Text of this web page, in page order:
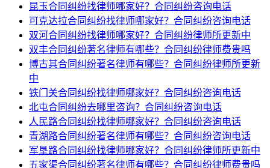
昆玉合同纠纷找律师哪家好？合同纠纷咨询电话
可克达拉合同纠纷找律师哪家好？合同纠纷咨询电话
双河合同纠纷找律师哪家好？合同纠纷律师所更新中
双丰合同纠纷著名律师有哪些？合同纠纷律师费贵吗
博古其合同纠纷著名律师有哪些？合同纠纷律师所更新
中
铁门关合同纠纷找律师哪家好？合同纠纷咨询电话
北屯合同纠纷去哪里咨询？合同纠纷咨询电话
人民路合同纠纷找律师哪家好？合同纠纷咨询电话
青湖路合同纠纷著名律师有哪些？合同纠纷咨询电话
军垦路合同纠纷找律师哪家好？合同纠纷律师所更新中
五家渠合同纠纷著名律师有哪些？合同纠纷律师费贵吗